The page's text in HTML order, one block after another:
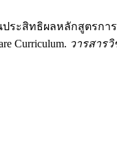
ะสิทธิผลหลักสูตรการ
Curriculum. วารสาร